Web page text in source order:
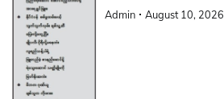
Admin August 10, 2026